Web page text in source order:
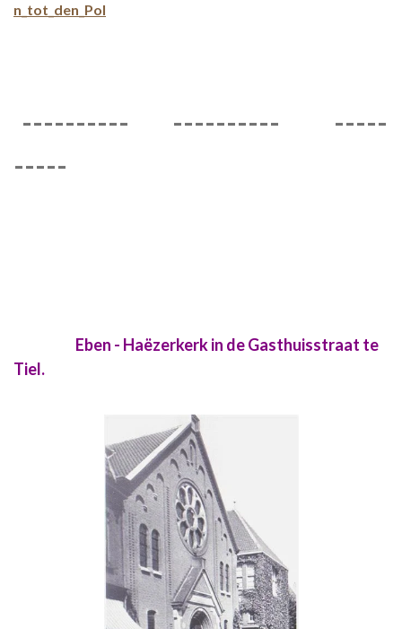
n_tot_den_Pol
---------- ---------- -----
-----
Eben - Haëzerkerk in de Gasthuisstraat te
Tiel.